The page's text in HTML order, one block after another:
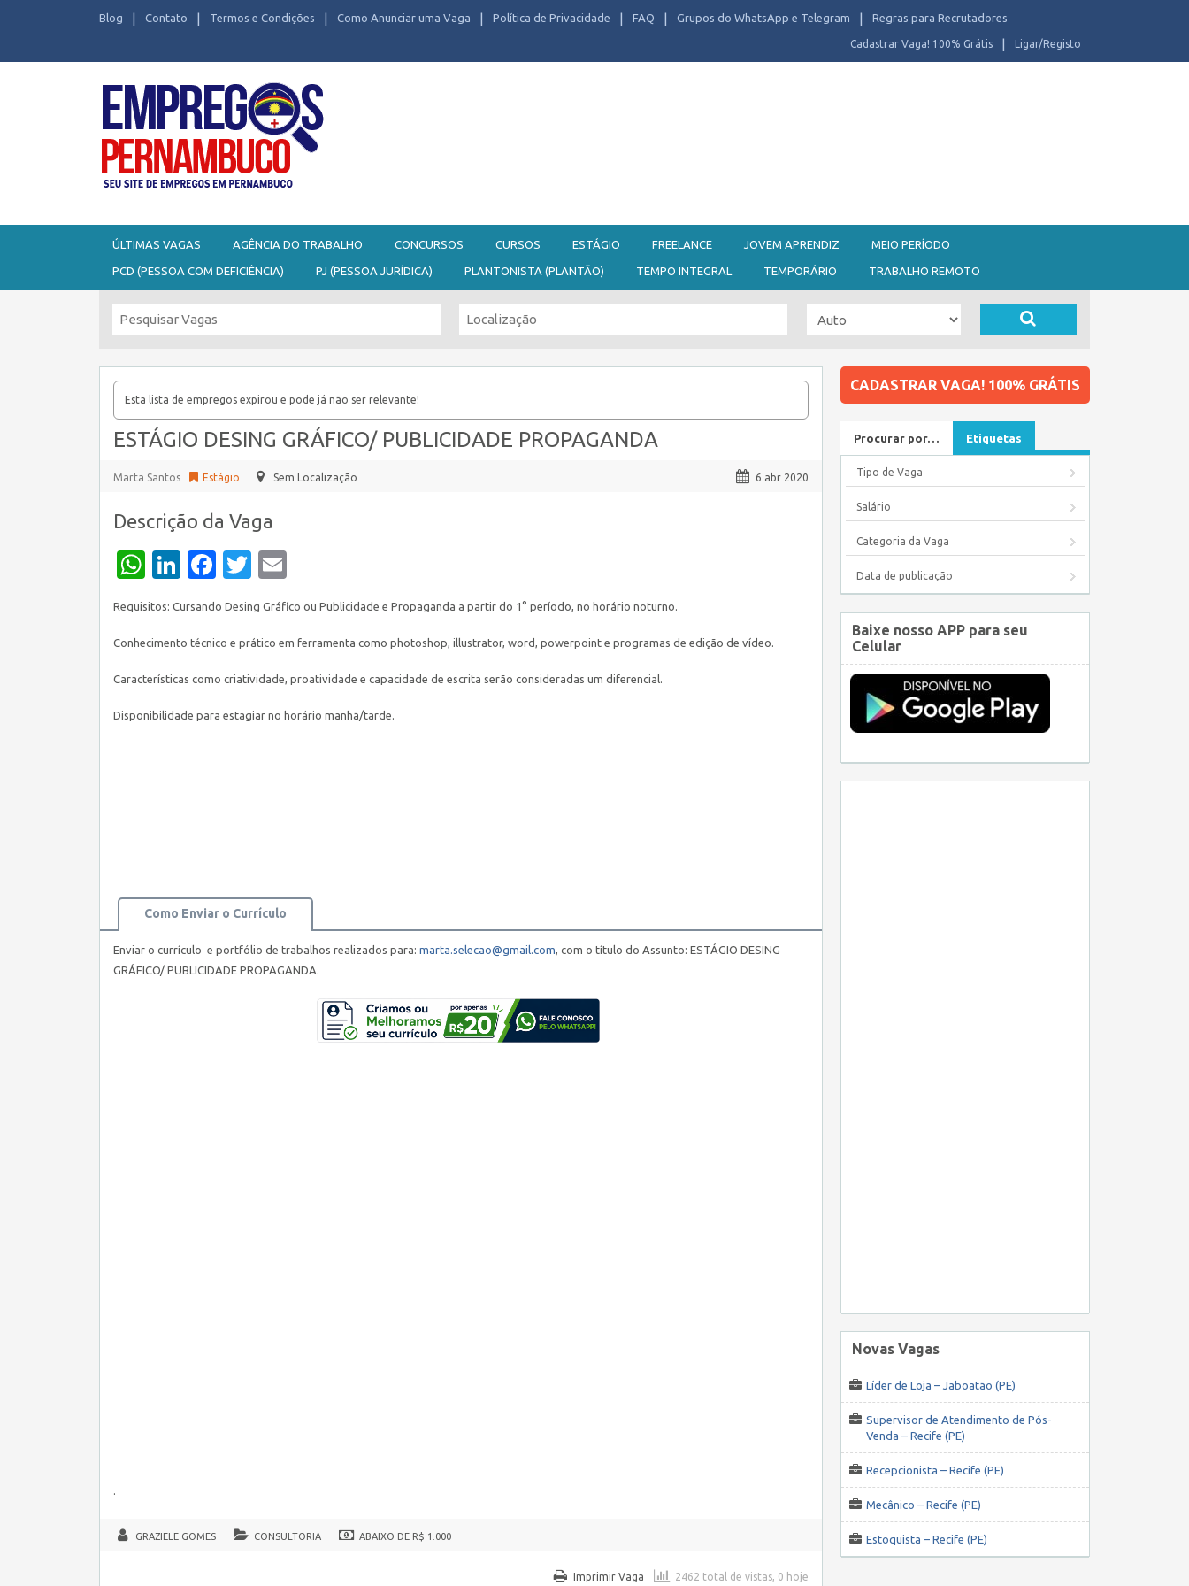
Blog Contato Termos e Condições Como Anunciar uma Vaga Política de Privacidade FAQ Grupos do WhatsApp e Telegram Regras para Recrutadores
Ligar/Registo
Cadastrar Vaga! 100% Grátis
ÚLTIMAS VAGAS AGÊNCIA DO TRABALHO CONCURSOS CURSOS ESTÁGIO FREELANCE JOVEM APRENDIZ MEIO PERÍODO
PCD (PESSOA COM DEFICIÊNCIA) PJ (PESSOA JURÍDICA) PLANTONISTA (PLANTÃO) TEMPO INTEGRAL TEMPORÁRIO TRABALHO REMOTO
Esta lista de empregos expirou e pode já não ser relevante!
ESTÁGIO DESING GRÁFICO/ PUBLICIDADE PROPAGANDA
Marta Santos Estágio Sem Localização 6 abr 2020
Descrição da Vaga
WhatsApp
LinkedIn
Facebook
Twitter
Requisitos: Cursando Desing Gráfico ou Publicidade e Propaganda a partir do 1° período, no horário noturno.
Conhecimento técnico e prático em ferramenta como photoshop, illustrator, word, powerpoint e programas de edição de vídeo.
Características como criatividade, proatividade e capacidade de escrita serão consideradas um diferencial.
Disponibilidade para estagiar no horário manhã/tarde.
Como Enviar o Currículo
Enviar o currículo e portfólio de trabalhos realizados para: marta.selecao@gmail.com, com o título do Assunto: ESTÁGIO DESING
GRÁFICO/ PUBLICIDADE PROPAGANDA.
.
GRAZIELE GOMES CONSULTORIA ABAIXO DE R$ 1.000
2462 total de vistas, 0 hoje
Imprimir Vaga
CADASTRAR VAGA! 100% GRÁTIS
Procurar por… Etiquetas
Tipo de Vaga
Salário
Categoria da Vaga
Data de publicação
Baixe nosso APP para seu
Celular
Novas Vagas
Líder de Loja – Jaboatão (PE)
Supervisor de Atendimento de Pós-
Venda – Recife (PE)
Recepcionista – Recife (PE)
Mecânico – Recife (PE)
Estoquista – Recife (PE)